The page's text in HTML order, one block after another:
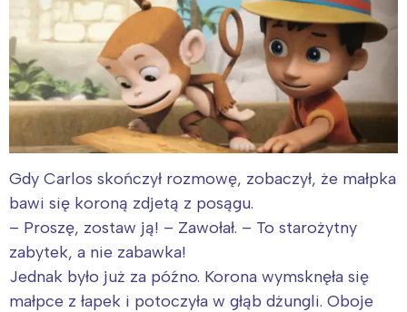
Gdy Carlos skończył rozmowę, zobaczył, że małpka
bawi się koroną zdjetą z posągu.
– Proszę, zostaw ją! – Zawołał. – To starożytny
zabytek, a nie zabawka!
Jednak było już za późno. Korona wymsknęła się
małpce z łapek i potoczyła w głąb dżungli. Oboje